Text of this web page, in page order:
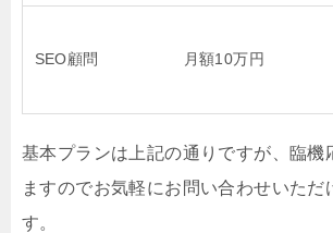
SEO顧問 月額10万円
基本プランは上記の通りですが、臨機
ますのでお気軽にお問い合わせいただ
す。